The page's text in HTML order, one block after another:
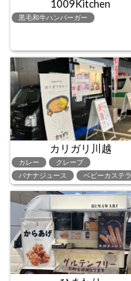
1009Kitchen
黒毛和牛ハンバーガー
カリガリ川越
カレー
クレープ
バナナジュース
ベビーカステラ